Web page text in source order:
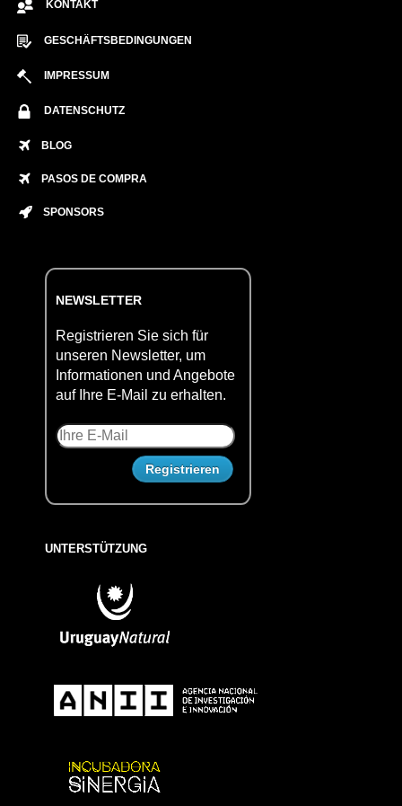
KONTAKT
GESCHÄFTSBEDINGUNGEN
IMPRESSUM
DATENSCHUTZ
BLOG
PASOS DE COMPRA
SPONSORS
NEWSLETTER
Registrieren Sie sich für
unseren Newsletter, um
Informationen und Angebote
auf Ihre E-Mail zu erhalten.
UNTERSTÜTZUNG